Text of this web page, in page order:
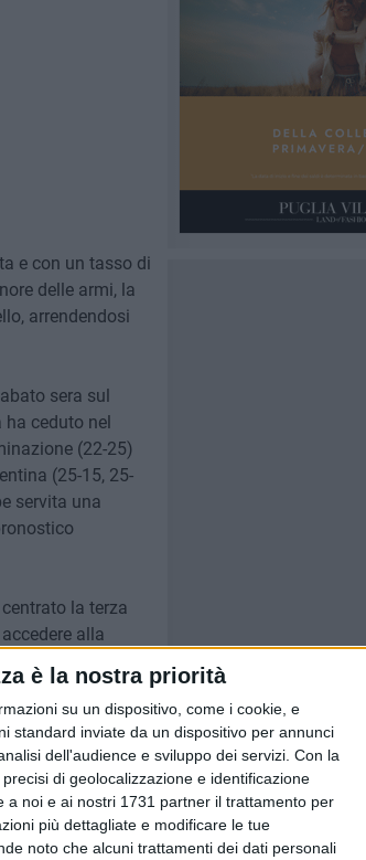
è la nostra priorità
su un dispositivo, come i cookie, e
standard inviate da un dispositivo per annunci
dell'audience e sviluppo dei servizi. Con la
di geolocalizzazione e identificazione
noi e ai nostri 1731 partner il trattamento per
più dettagliate e modificare le tue
noto che alcuni trattamenti dei dati personali
e con un tasso di
delle armi, la
arrendendosi
sera sul
ha ceduto nel
(22-25)
(25-15, 25-
servita una
la terza
alla
Noci abbia
Adriatica
della finale
chance per il
regionale è un